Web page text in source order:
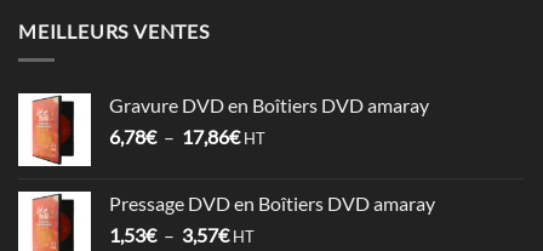
MEILLEURS VENTES
Gravure DVD en Boîtiers DVD amaray
6,78€ – 17,86€Plage
6,78€
à
HT
Pressage DVD en Boîtiers DVD amaray
1,53€ – 3,57€Plage
HT